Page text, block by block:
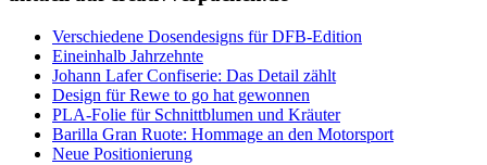
Verschiedene Dosendesigns für DFB-Edition
Eineinhalb Jahrzehnte
Johann Lafer Confiserie: Das Detail zählt
Design für Rewe to go hat gewonnen
PLA-Folie für Schnittblumen und Kräuter
Barilla Gran Ruote: Hommage an den Motorsport
Neue Positionierung